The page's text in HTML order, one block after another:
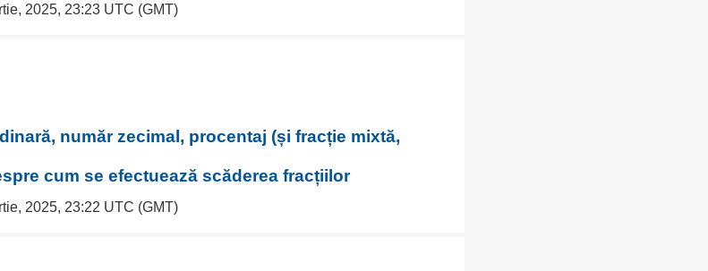
2025, 23:23 UTC (GMT)
număr zecimal, procentaj (și fracție mixtă,
cum se efectuează scăderea fracțiilor
2025, 23:22 UTC (GMT)